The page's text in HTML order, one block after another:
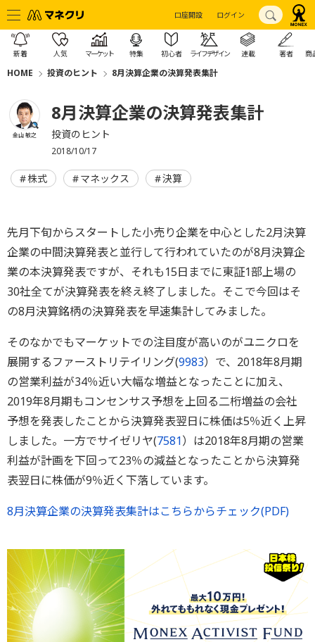
口座開設 ログイン
新着 人気 マーケット 特集 初心者 ライフデザイン 連載 著者 商
HOME 投資のヒント 8月決算企業の決算発表集計
金山 敏之
8月決算企業の決算発表集計
投資のヒント
2018/10/17
株式 マネックス 決算
先月下旬からスタートした小売り企業を中心とした2月決算
企業の中間決算発表と並行して行われていたのが8月決算企
業の本決算発表ですが、それも15日までに東証1部上場の
30社全てが決算発表を終え終了しました。そこで今回はそ
の8月決算銘柄の決算発表を早速集計してみました。
そのなかでもマーケットでの注目度が高いのがユニクロを
展開するファーストリテイリング(9983）で、2018年8月期
の営業利益が34％近い大幅な増益となったことに加え、
2019年8月期もコンセンサス予想を上回る二桁増益の会社
予想を発表したことから決算発表翌日に株価は5％近く上昇
しました。一方でサイゼリヤ(7581）は2018年8月期の営業
利益が計画を下回って23％の減益となったことから決算発
表翌日に株価が9％近く下落しています。
8月決算企業の決算発表集計はこちらからチェック(PDF)